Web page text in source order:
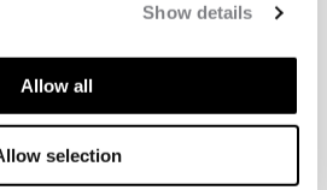
Show details
Allow all
selection